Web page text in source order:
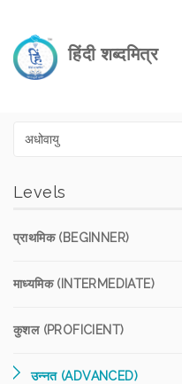
हिंदी शब्दमित्र
Levels
प्राथमिक (BEGINNER)
माध्यमिक (INTERMEDIATE)
कुशल (PROFICIENT)
उन्नत (ADVANCED)